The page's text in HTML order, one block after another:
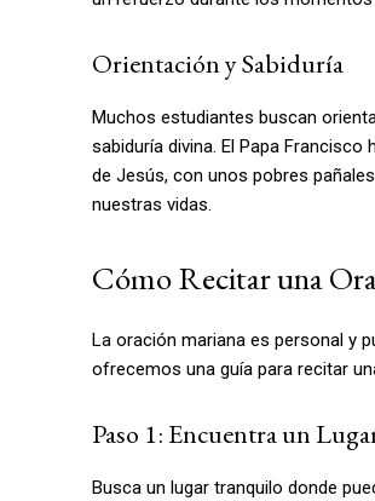
Orientación y Sabiduría
Muchos estudiantes buscan
sabiduría divina. El Papa
de Jesús, con unos pobres
nuestras vidas.
Cómo Recitar una
La oración mariana es personal y
ofrecemos una guía para recitar
Paso 1: Encuentra un
Busca un lugar tranquilo donde